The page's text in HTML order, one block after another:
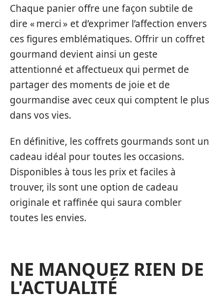
Chaque panier offre une façon subtile de
dire « merci » et d’exprimer l’affection envers
ces figures emblématiques. Offrir un coffret
gourmand devient ainsi un geste
attentionné et affectueux qui permet de
partager des moments de joie et de
gourmandise avec ceux qui comptent le plus
dans vos vies.
En définitive, les coffrets gourmands sont un
cadeau idéal pour toutes les occasions.
Disponibles à tous les prix et faciles à
trouver, ils sont une option de cadeau
originale et raffinée qui saura combler
toutes les envies.
NE MANQUEZ RIEN DE
L'ACTUALITÉ